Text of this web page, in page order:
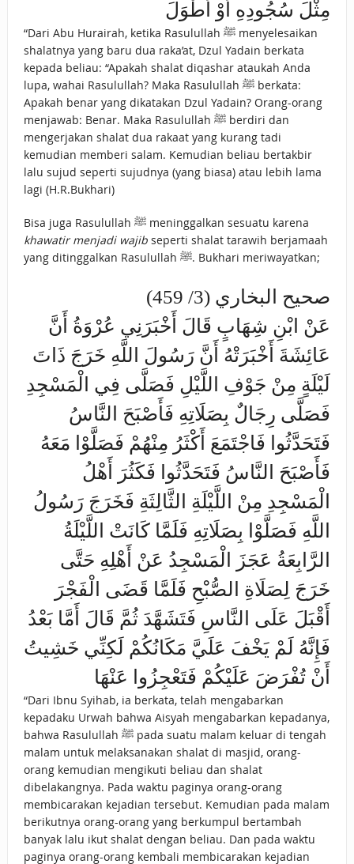
مِثْلَ سُجُودِهِ أَوْ أَطْوَلَ
“Dari Abu Hurairah, ketika Rasulullah ﷺ menyelesaikan
shalatnya yang baru dua raka’at, Dzul Yadain berkata
kepada beliau: “Apakah shalat diqashar ataukah Anda
lupa, wahai Rasulullah? Maka Rasulullah ﷺ berkata:
Apakah benar yang dikatakan Dzul Yadain? Orang-orang
menjawab: Benar. Maka Rasulullah ﷺ berdiri dan
mengerjakan shalat dua rakaat yang kurang tadi
kemudian memberi salam. Kemudian beliau bertakbir
lalu sujud seperti sujudnya (yang biasa) atau lebih lama
lagi (H.R.Bukhari)
Bisa juga Rasulullah ﷺ meninggalkan sesuatu karena
khawatir menjadi wajibseperti shalat tarawih berjamaah
yang ditinggalkan Rasulullah ﷺ. Bukhari meriwayatkan;
صحيح البخاري (3/ 459)
عَنْ ابْنِ شِهَابٍ قَالَ أَخْبَرَنِي عُرْوَةُ أَنَّ
عَائِشَةَ أَخْبَرَتْهُ أَنَّ رَسُولَ اللَّهِ خَرَجَ ذَاتَ
لَيْلَةٍ مِنْ جَوْفِ اللَّيْلِ فَصَلَّى فِي الْمَسْجِدِ
فَصَلَّى رِجَالٌ بِصَلَاتِهِ فَأَصْبَحَ النَّاسُ
فَتَحَدَّثُوا فَاجْتَمَعَ أَكْثَرُ مِنْهُمْ فَصَلَّوْا مَعَهُ
فَأَصْبَحَ النَّاسُ فَتَحَدَّثُوا فَكَثُرَ أَهْلُ
الْمَسْجِدِ مِنْ اللَّيْلَةِ الثَّالِثَةِ فَخَرَجَ رَسُولُ
اللَّهِ فَصَلَّوْا بِصَلَاتِهِ فَلَمَّا كَانَتْ اللَّيْلَةُ
الرَّابِعَةُ عَجَزَ الْمَسْجِدُ عَنْ أَهْلِهِ حَتَّى
خَرَجَ لِصَلَاةِ الصُّبْحِ فَلَمَّا قَضَى الْفَجْرَ
أَقْبَلَ عَلَى النَّاسِ فَتَشَهَّدَ ثُمَّ قَالَ أَمَّا بَعْدُ
فَإِنَّهُ لَمْ يَخْفَ عَلَيَّ مَكَانُكُمْ لَكِنِّي خَشِيتُ
أَنْ تُفْرَضَ عَلَيْكُمْ فَتَعْجِزُوا عَنْهَا
“Dari Ibnu Syihab, ia berkata, telah mengabarkan
kepadaku Urwah bahwa Aisyah mengabarkan kepadanya,
bahwa Rasulullah ﷺ pada suatu malam keluar di tengah
malam untuk melaksanakan shalat di masjid, orang-
orang kemudian mengikuti beliau dan shalat
dibelakangnya. Pada waktu paginya orang-orang
membicarakan kejadian tersebut. Kemudian pada malam
berikutnya orang-orang yang berkumpul bertambah
banyak lalu ikut shalat dengan beliau. Dan pada waktu
paginya orang-orang kembali membicarakan kejadian